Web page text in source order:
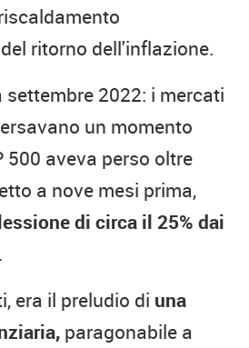
ritorno dell'inflazione.
2022: i mercati
un momento
500 aveva perso oltre
a nove mesi prima,
di circa il 25% dai
era il preludio di una
paragonabile a